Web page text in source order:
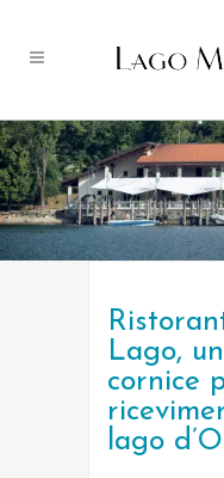
Lago,
cornice
lago